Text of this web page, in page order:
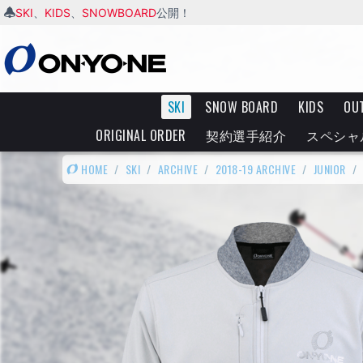
SKI KIDS SNOWBOARD公開！
SKI SNOW BOARD KIDS
ORIGINAL ORDER
契約選手紹介 スペシ
HOME / SKI / ARCHIVE / 2018-19 ARCHIVE / JUNIOR /